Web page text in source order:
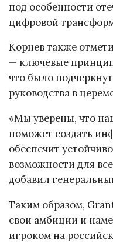
под особенности
цифровой
Корнев также
— ключевые
что было
руководства в
«Мы уверены, что
поможет создать
обеспечит
возможности для
добавил
Таким образом,
свои амбиции и
игроком на